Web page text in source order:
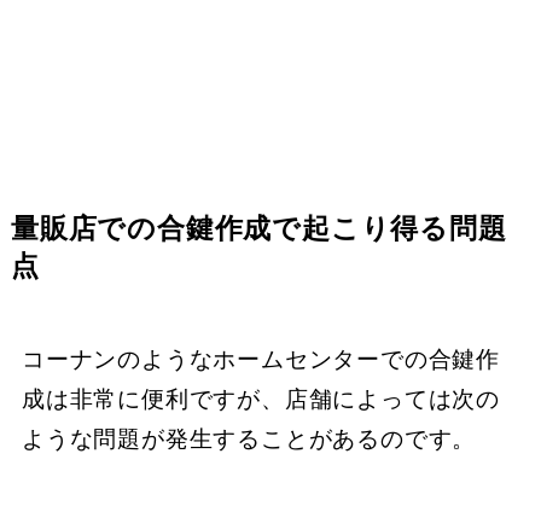
量販店での合鍵作成で起こり得る問題
点
コーナンのようなホームセンターでの合鍵作
成は非常に便利ですが、店舗によっては次の
ような問題が発生することがあるのです。